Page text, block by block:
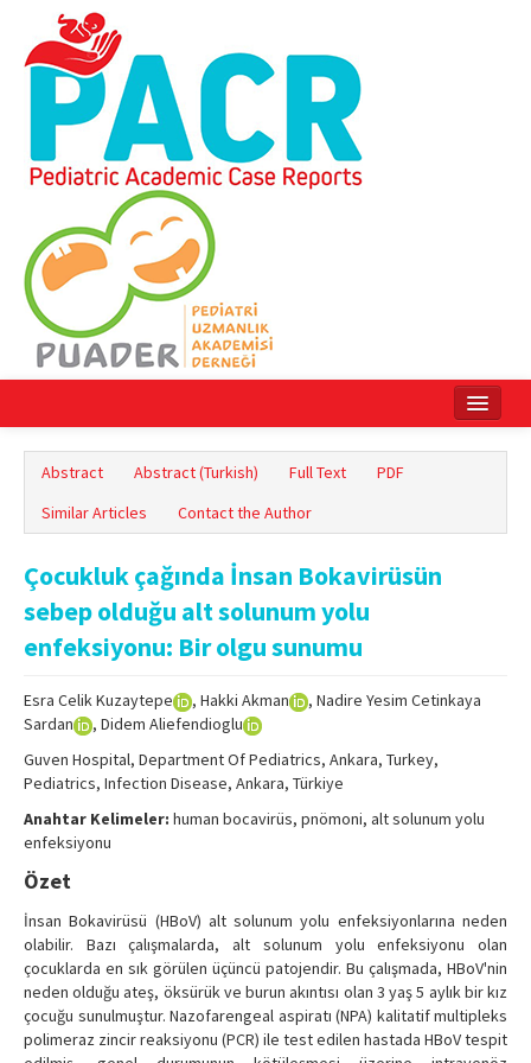
Online First
Archive
Search Articles
Abstract Abstract (Turkish) Full Text
PDF
Similar Articles
Contact the Author
Çocukluk çağında İnsan Bokavirüsün
sebep olduğu alt solunum yolu
enfeksiyonu: Bir olgu sunumu
Esra Celik Kuzaytepe , Hakki Akman
, Nadire Yesim Cetinkaya
Sardan
, Didem Aliefendioglu
Guven Hospital, Department Of Pediatrics, Ankara, Turkey,
Pediatrics, Infection Disease, Ankara, Türkiye
Anahtar Kelimeler: human bocavirüs, pnömoni, alt solunum yolu
enfeksiyonu
Özet
İnsan Bokavirüsü (HBoV) alt solunum yolu enfeksiyonlarına neden
olabilir. Bazı çalışmalarda, alt solunum yolu enfeksiyonu olan
çocuklarda en sık görülen üçüncü patojendir. Bu çalışmada, HBoV'nin
neden olduğu ateş, öksürük ve burun akıntısı olan 3 yaş 5 aylık bir kız
çocuğu sunulmuştur. Nazofarengeal aspiratı (NPA) kalitatif multipleks
polimeraz zincir reaksiyonu (PCR) ile test edilen hastada HBoV tespit